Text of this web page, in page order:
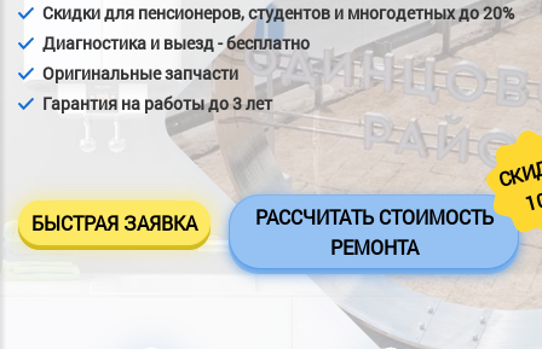
Скидки для пенсионеров, студентов и многодетных до 20%
Диагностика и выезд - бесплатно
Оригинальные запчасти
Гарантия на работы до 3 лет
БЫСТРАЯ ЗАЯВКА
РАССЧИТАТЬ СТОИМОСТЬ
РЕМОНТА